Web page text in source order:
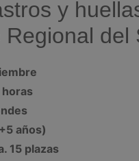
y
del
horas
años)
15 plazas